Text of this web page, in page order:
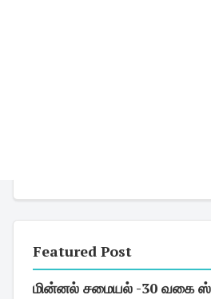
Featured Post
மின்னல் சமையல் -30 வகை